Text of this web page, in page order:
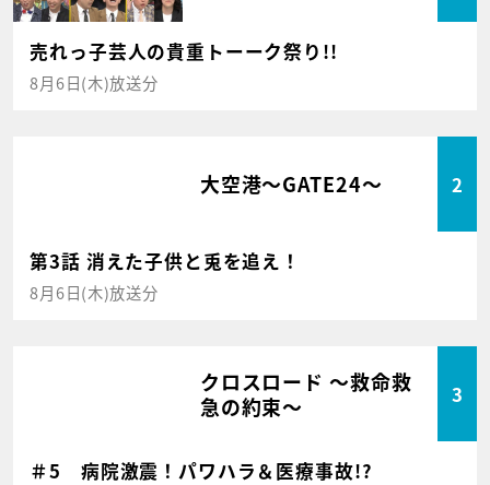
売れっ子芸人の貴重トーーク祭り!!
8月6日(木)放送分
大空港～GATE24～ 2
第3話 消えた子供と兎を追え！
8月6日(木)放送分
クロスロード ～救命救
急の約束～
3
＃5 病院激震！パワハラ＆医療事故!?